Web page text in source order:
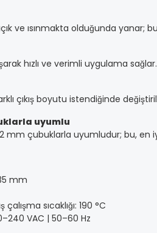
ve ısınmakta olduğunda yanar;
hızlı ve verimli uygulama sağlar.
çıkış boyutu istendiğinde
uyumlu
mm çubuklarla uyumludur; bu,
mm
sıcaklığı: 190 °C
VAC | 50–60 Hz